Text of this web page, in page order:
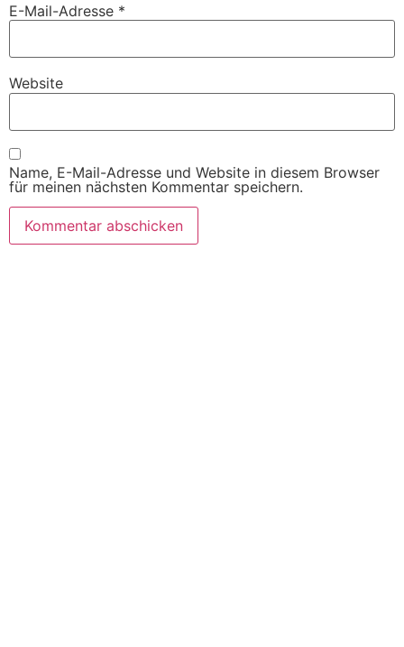
E-Mail-Adresse *
Website
Name, E-Mail-Adresse und Website in diesem Browser
für meinen nächsten Kommentar speichern.